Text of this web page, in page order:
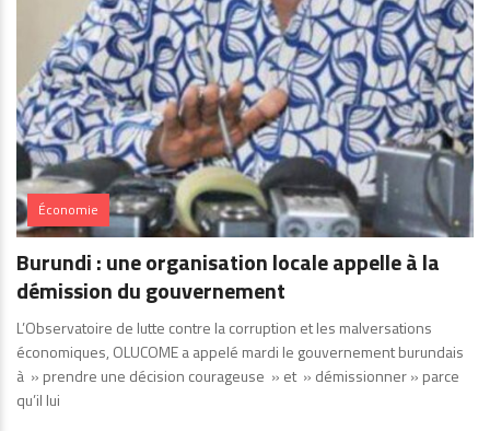
Économie
Burundi : une organisation locale appelle à la
démission du gouvernement
L’Observatoire de lutte contre la corruption et les malversations
économiques, OLUCOME a appelé mardi le gouvernement burundais
à » prendre une décision courageuse » et » démissionner » parce
qu’il lui